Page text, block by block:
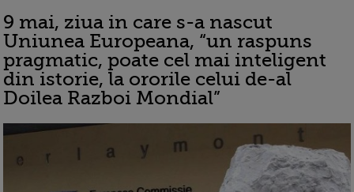
9 mai, ziua in care s-a nascut
Uniunea Europeana, “un raspuns
pragmatic, poate cel mai inteligent
din istorie, la ororile celui de-al
Doilea Razboi Mondial”